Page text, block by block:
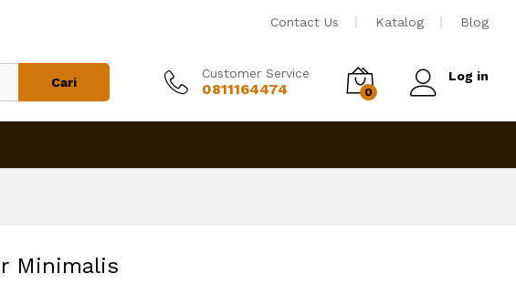
Contact Us Katalog Blog
Cari
Customer Service
0811164474 0
Log in
Minimalis
Tambah ke keranjang